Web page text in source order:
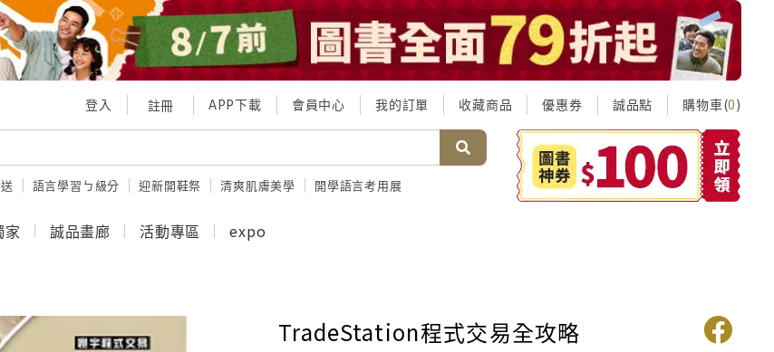
登入 註冊 APP下載 會員中心 我的訂單 收藏商品 優惠券 誠品點 購物車(0)
語言學習ㄅ級分 迎新開鞋祭 清爽肌膚美學 開學語言考用展
家 誠品畫廊 活動專區 expo
TradeStation程式交易全攻略